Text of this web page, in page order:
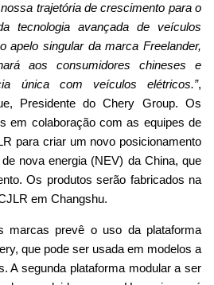
trajetória de crescimento para o
tecnologia avançada de veículos
apelo singular da marca Freelander,
aos consumidores chineses e
única com veículos elétricos.”,
Presidente do Chery Group. Os
em colaboração com as equipes de
para criar um novo posicionamento
nova energia (NEV) da China, que
Os produtos serão fabricados na
em Changshu.
marcas prevê o uso da plataforma
que pode ser usada em modelos a
A segunda plataforma modular a ser